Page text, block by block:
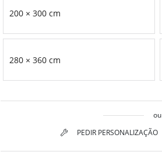
200 × 300 cm
280 × 360 cm
ou
PEDIR PERSONALIZAÇÃO